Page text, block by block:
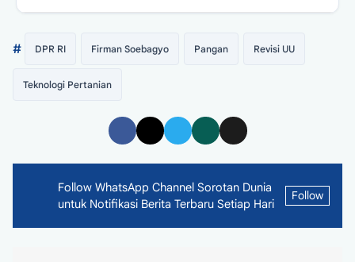
# DPR RI Firman Soebagyo Pangan Revisi UU
Teknologi Pertanian
Follow WhatsApp Channel Sorotan Dunia
untuk Notifikasi Berita Terbaru Setiap Hari
Follow